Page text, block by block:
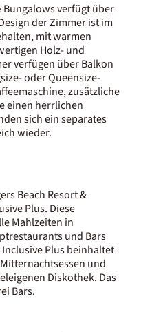
Bungalows verfügt über
der Zimmer ist im
mit warmen
Holz- und
verfügen über Balkon
oder Queensize-
zusätzliche
einen herrlichen
sich ein separates
wieder.
Beach Resort &
Plus. Diese
Mahlzeiten in
und Bars
Plus beinhaltet
und
Diskothek. Das
Bars.